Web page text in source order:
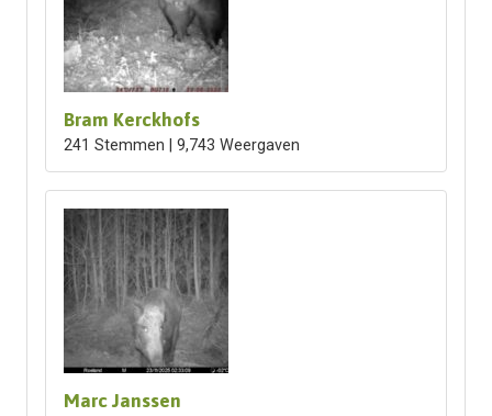
Bram Kerckhofs
241 Stemmen | 9,743 Weergaven
Marc Janssen